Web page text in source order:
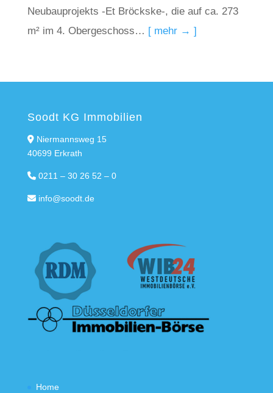
Neubauprojekts -Et Bröckske-, die auf ca. 273
m² im 4. Obergeschoss… [ mehr → ]
Soodt KG Immobilien
Niermannsweg 15
40699 Erkrath
0211 – 30 26 52 – 0
info@soodt.de
Home